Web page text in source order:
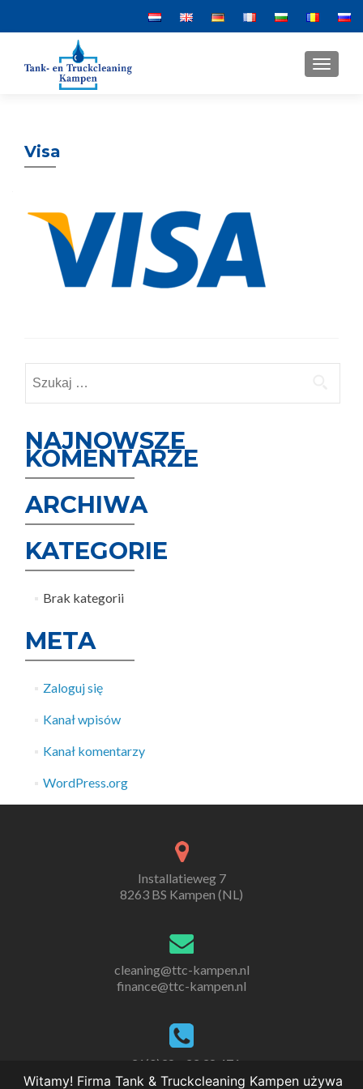
MENU
Visa
NAJNOWSZE
KOMENTARZE
ARCHIWA
KATEGORIE
Brak kategorii
META
Zaloguj się
Kanał wpisów
Kanał komentarzy
WordPress.org
Installatieweg 7
8263 BS Kampen (NL)
cleaning@ttc-kampen.nl
finance@ttc-kampen.nl
+31(0)38 - 33 38 471
Witamy! Firma Tank & Truckcleaning Kampen używa